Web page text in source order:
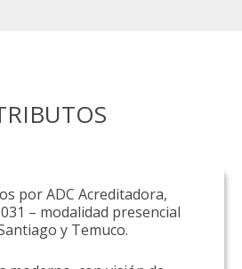
por ADC Acreditadora,
– modalidad presencial
y Temuco.